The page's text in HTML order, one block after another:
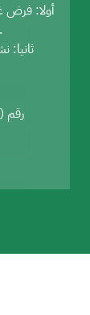
أولا: فرض
بمبلغ قدره (2,000) ريال سعودي.
ثانيا: